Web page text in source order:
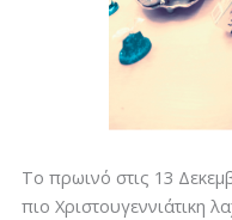
Το πρωινό στις 13
πιο Χριστουγεννιάτικη